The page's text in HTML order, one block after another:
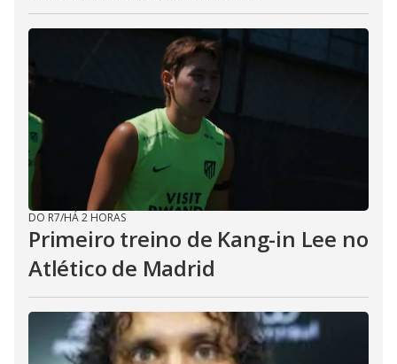
DO R7/HÁ 2 HORAS
Primeiro treino de Kang-in Lee no
Atlético de Madrid